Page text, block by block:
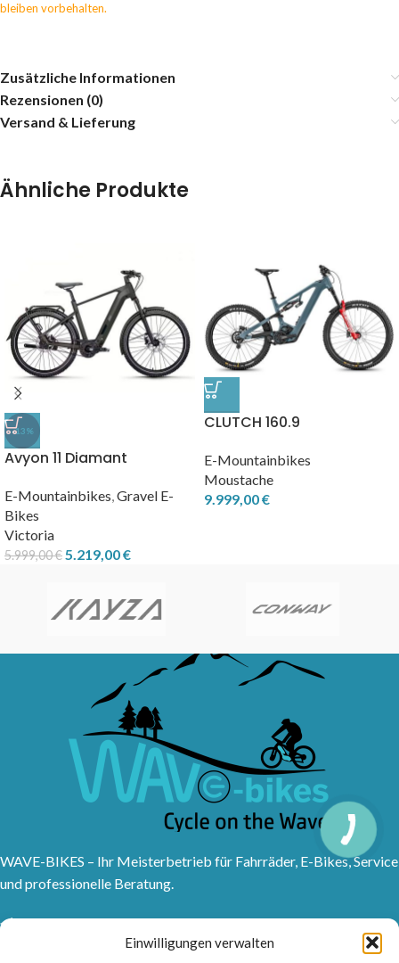
Einwilligungen verwalten
bleiben vorbehalten.
Zusätzliche Informationen
Rezensionen (0)
Versand & Lieferung
Ähnliche Produkte
-13%
Avyon 11 Diamant
E-Mountainbikes,Gravel E-
Bikes
Victoria
5.999,00€5.219,00€
CLUTCH 160.9
E-Mountainbikes
Moustache
9.999,00€
WAVE-BIKES – Ihr Meisterbetrieb für Fahrräder, E-Bikes, Service
und professionelle Beratung.
Sanddornweg 10, 53773 Hennef (Sieg)
Tel: 02242 9176417